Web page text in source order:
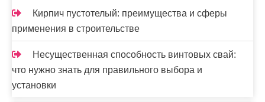
Кирпич пустотелый: преимущества и сферы
применения в строительстве
Несущественная способность винтовых свай:
что нужно знать для правильного выбора и
установки